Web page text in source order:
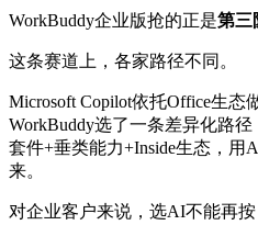
WorkBuddy企业版抢的正是第三
这条赛道上，各家路径不同。
Microsoft Copilot依托Office生态
WorkBuddy选了一条差异化路
套件+垂类能力+Inside生态，用
来。
对企业客户来说，选AI不能再按